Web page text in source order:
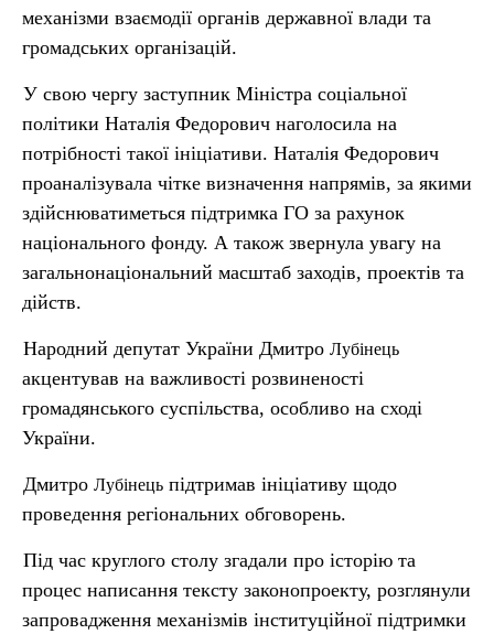
механізми взаємодії органів державної влади та
громадських організацій.
У свою чергу заступник Міністра соціальної
політики Наталія Федорович наголосила на
потрібності такої ініціативи. Наталія Федорович
проаналізувала чітке визначення напрямів, за якими
здійснюватиметься підтримка ГО за рахунок
національного фонду. А також звернула увагу на
загальнонаціональний масштаб заходів, проектів та
дійств.
Народний депутат України Дмитро Лубінець
акцентував на важливості розвиненості
громадянського суспільства, особливо на сході
України.
Дмитро Лубінець підтримав ініціативу щодо
проведення регіональних обговорень.
Під час круглого столу згадали про історію та
процес написання тексту законопроекту, розглянули
запровадження механізмів інституційної підтримки